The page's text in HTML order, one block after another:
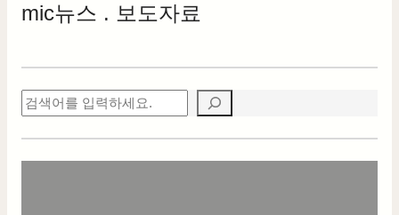
mic뉴스 . 보도자료
검
색